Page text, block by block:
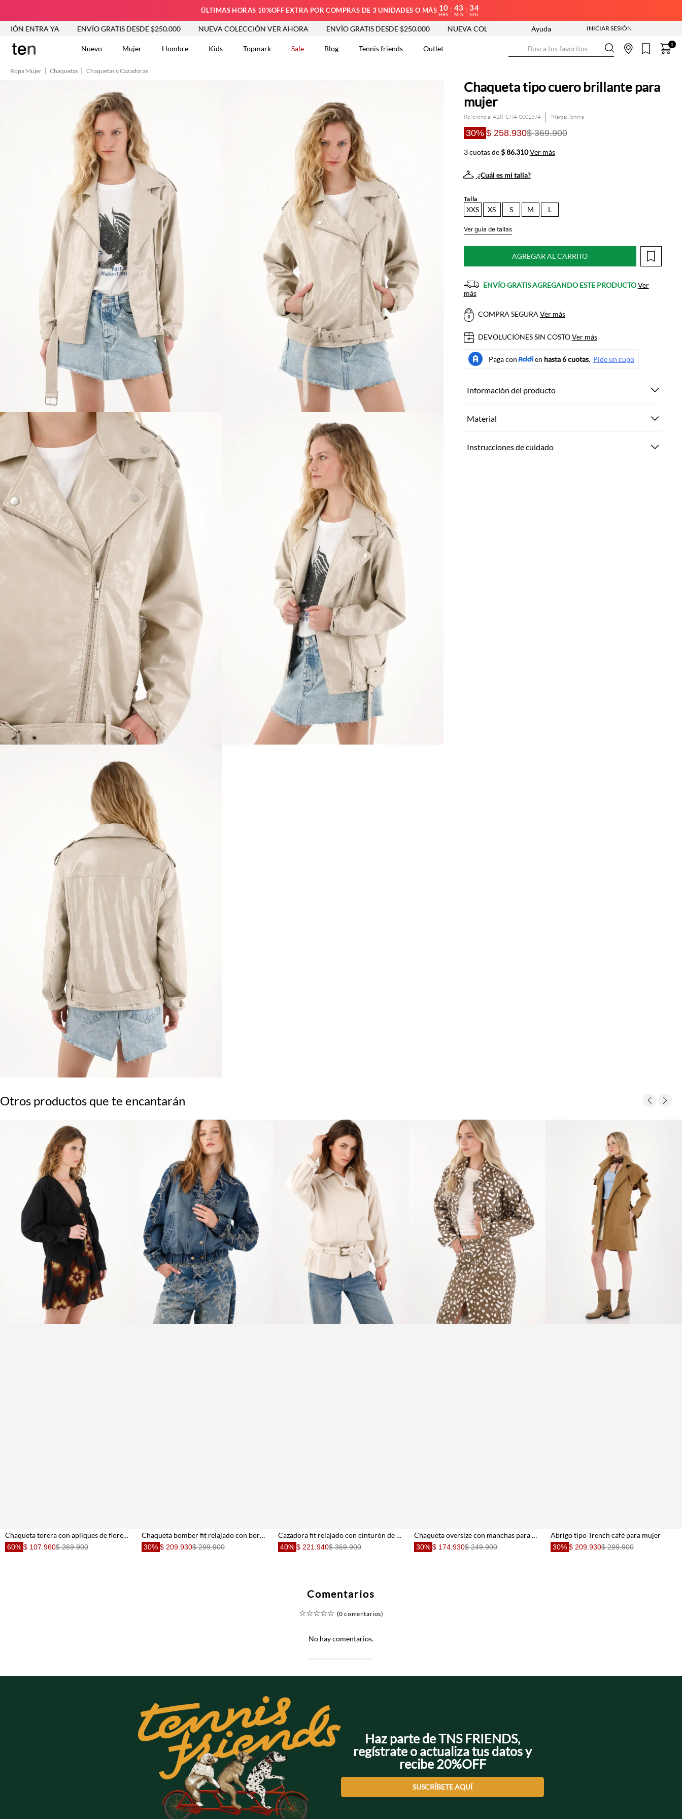
ÚLTIMAS HORAS 10%OFF EXTRA POR COMPRAS DE 3 UNIDADES O MÁS 10
HRS
: 43
MIN
: 33
SEG
YA ENVÍO GRATIS DESDE $250.000 NUEVA COLECCIÓN VER AHORA ENVÍO GRATIS DESDE $250.000 NUEVA COLECCIÓN ENTRA YA ENVÍO GRATIS DESDE $250.000
Ayuda
Nuevo Mujer Hombre Kids Topmark Sale Blog Tennis friends Outlet 0
Ropa Mujer Chaquetas Chaquetas y Cazadoras
Chaqueta tipo cuero brillante para
mujer
Referencia: ABR-CHA-0001374 Tennis
30% $ 258.930$ 369.900
3 cuotas de$ 86.310 Ver más
¿Cuál es mi talla?
Talla
XXS XS S M L
Ver guía de tallas
AGREGAR AL CARRITO
ENVÍO GRATIS AGREGANDO ESTE PRODUCTO Ver
más
COMPRA SEGURA Ver más
DEVOLUCIONES SIN COSTOVer más
Información del producto
Material
Instrucciones de cuidado
Otros productos que te encantarán
Chaqueta torera con apliques de flores para mujer
60% $ 107.960$ 269.900
Chaqueta bomber fit relajado con bordado floral en algodón azul índigo para mujer
30% $ 209.930$ 299.900
Cazadora fit relajado con cinturón de algodón beige para mujer
40% $ 221.940$ 369.900
Chaqueta oversize con manchas para mujer
30% $ 174.930$ 249.900
Abrigo tipo Trench café para mujer
30% $ 209.930$ 299.900
Comentarios
☆☆☆☆☆ (0 comentarios)
No hay comentarios.
Haz parte de TNS FRIENDS,
regístrate o actualiza tus datos y
recibe 20%OFF
SUSCRÍBETE AQUÍ
TÉRMINOS MÁS BUSCADOS
5
6.
Vestido
8. Chaqueta
Short
. Camisetas Mujer